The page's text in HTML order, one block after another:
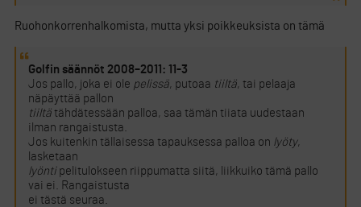
Ruohonkorrenhalkomista, mutta yksi poikkeuksista on tämä
Golfin säännöt 2008–2011: 11-3
Jos pallo, joka ei ole pelissä, putoaa tiiltä, tai pelaaja
näpäyttää pallon
tiiltä tähdätessään palloa, saa tämän tiiata uudestaan
ilman rangaistusta.
Jos kuitenkin tällaisessa tapauksessa palloa on lyöty,
lasketaan
lyöntipelitulokseen riippumatta siitä, liikkuiko tämä pallo
vai ei. Rangaistusta
ei tästä seuraa.